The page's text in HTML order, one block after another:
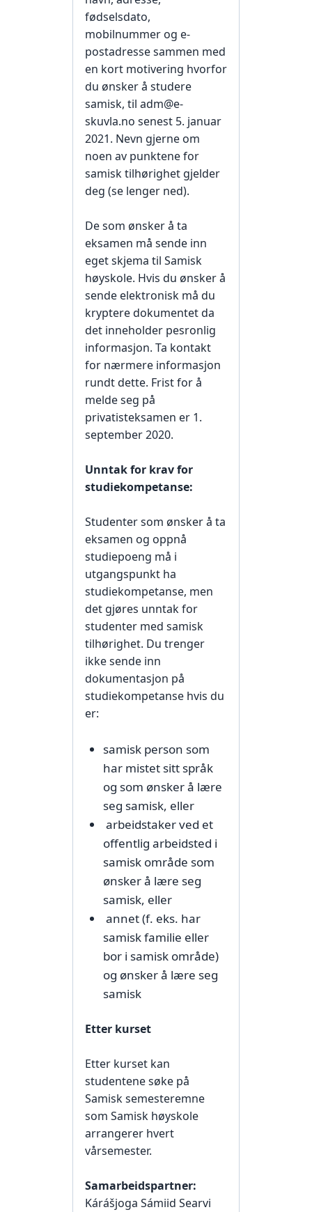
fødselsdato,
mobilnummer og e-
postadresse sammen med
en kort motivering hvorfor
du ønsker å studere
samisk, til adm@e-
skuvla.no senest 5. januar
2021. Nevn gjerne om
noen av punktene for
samisk tilhørighet gjelder
deg (se lenger ned).
De som ønsker å ta
eksamen må sende inn
eget skjema til Samisk
høyskole. Hvis du ønsker å
sende elektronisk må du
kryptere dokumentet da
det inneholder pesronlig
informasjon. Ta kontakt
for nærmere informasjon
rundt dette. Frist for å
melde seg på
privatisteksamen er 1.
september 2020.
Unntak for krav for
studiekompetanse:
Studenter som ønsker å ta
eksamen og oppnå
studiepoeng må i
utgangspunkt ha
studiekompetanse, men
det gjøres unntak for
studenter med samisk
tilhørighet. Du trenger
ikke sende inn
dokumentasjon på
studiekompetanse hvis du
er:
samisk person som
har mistet sitt språk
og som ønsker å lære
seg samisk, eller
arbeidstaker ved et
offentlig arbeidsted i
samisk område som
ønsker å lære seg
samisk, eller
annet (f. eks. har
samisk familie eller
bor i samisk område)
og ønsker å lære seg
samisk
Etter kurset
Etter kurset kan
studentene søke på
Samisk semesteremne
som Samisk høyskole
arrangerer hvert
vårsemester.
Samarbeidspartner:
Kárášjoga Sámiid Searvi